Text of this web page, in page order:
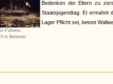
Führers:
in Bielstein
Bedenken der Eltern zu
Staatsjugendtag. Er ermahnt
Lager Pflicht sei, betont